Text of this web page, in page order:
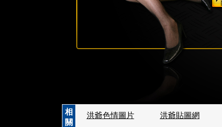
相
關
洪爺色情圖片 洪爺貼圖網